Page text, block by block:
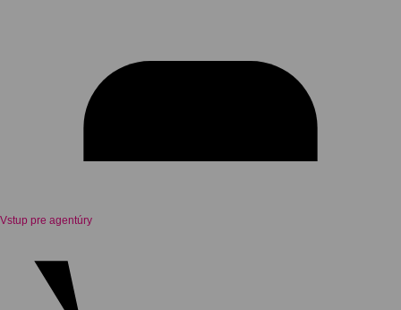
Vstup pre agentúry